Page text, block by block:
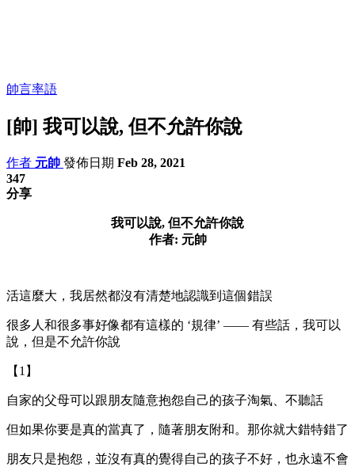
帥言率語
[帥] 我可以說, 但不允許你說
作者 元帥 發佈日期 Feb 28, 2021
347
分享
我可以說, 但不允許你說
作者: 元帥
活這麼大，我居然都沒有清楚地認識到這個錯誤
很多人和很多事好像都有這樣的 ‘規律’ —— 有些話，我可以
說，但是不允許你說
【1】
自家的父母可以跟朋友隨意抱怨自己的孩子淘氣、不聽話
但如果你要是真的當真了，隨著朋友附和。那你就大錯特錯了
朋友只是抱怨，並沒有真的覺得自己的孩子不好，也永遠不會